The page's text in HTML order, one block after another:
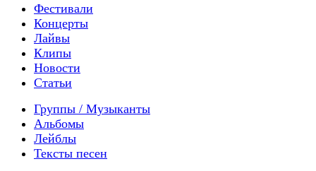
Фестивали
Концерты
Лайвы
Клипы
Новости
Статьи
Группы / Музыканты
Альбомы
Лейблы
Тексты песен